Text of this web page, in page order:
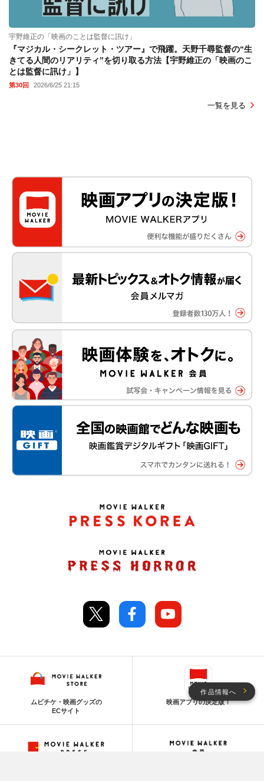
作品情報へ
宇野維正の「映画のことは監督に訊け」
『マジカル・シークレット・ツアー』で飛躍。天野千尋監督の“生
きてる人間のリアリティ”を切り取る方法【宇野維正の「映画のこ
とは監督に訊け」】
第30回 2026/6/25 21:15
一覧を見る
ムビチケ・映画グッズの
ECサイト
映画アプリの決定版！